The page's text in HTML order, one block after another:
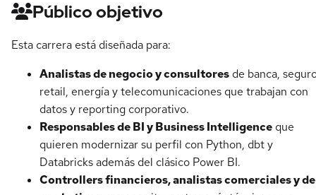
Público objetivo
Esta carrera está diseñada para:
Analistas de negocio y consultores de banca,
retail, energía y telecomunicaciones que trabajan con
datos y reporting corporativo.
Responsables de BI y Business Intelligence que
quieren modernizar su perfil con Python, dbt y
Databricks además del clásico Power BI.
Controllers financieros, analistas comerciales y de